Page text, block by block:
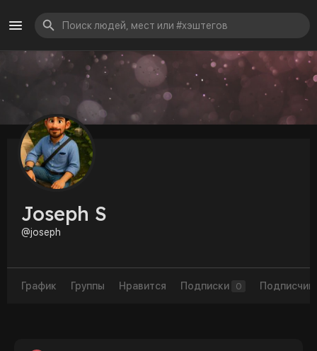
Joseph S
@joseph
График Группы Нравится Подписки 0